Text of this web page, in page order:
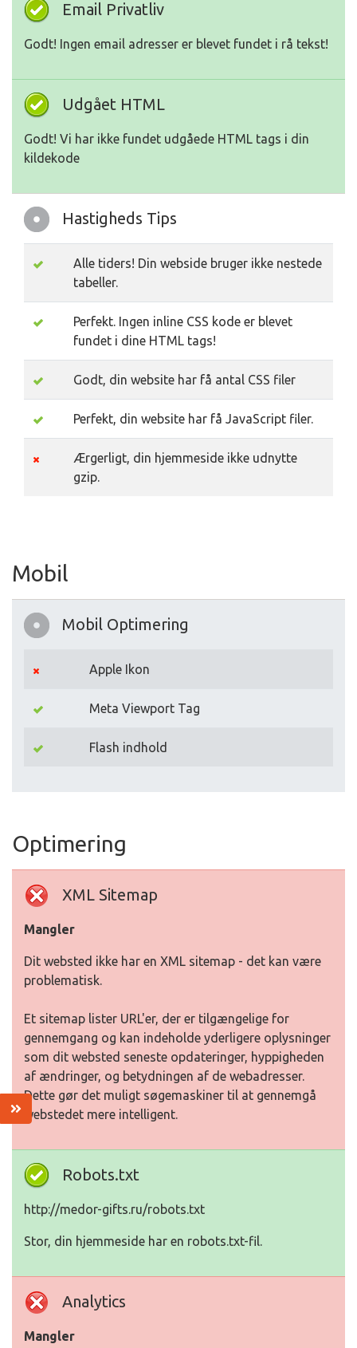
Email Privatliv
Godt! Ingen email adresser er blevet fundet i rå tekst!
Udgået HTML
Godt! Vi har ikke fundet udgåede HTML tags i din
kildekode
Hastigheds Tips
Alle tiders! Din webside bruger ikke nestede
tabeller.
Perfekt. Ingen inline CSS kode er blevet
fundet i dine HTML tags!
Godt, din website har få antal CSS filer
Perfekt, din website har få JavaScript filer.
Ærgerligt, din hjemmeside ikke udnytte
gzip.
Mobil
Mobil Optimering
Apple Ikon
Meta Viewport Tag
Flash indhold
Optimering
XML Sitemap
Mangler
Dit websted ikke har en XML sitemap - det kan være
problematisk.
Et sitemap lister URL'er, der er tilgængelige for
gennemgang og kan indeholde yderligere oplysninger
som dit websted seneste opdateringer, hyppigheden
af ændringer, og betydningen af de webadresser.
Dette gør det muligt søgemaskiner til at gennemgå
webstedet mere intelligent.
Robots.txt
http://medor-gifts.ru/robots.txt
Stor, din hjemmeside har en robots.txt-fil.
Analytics
Mangler